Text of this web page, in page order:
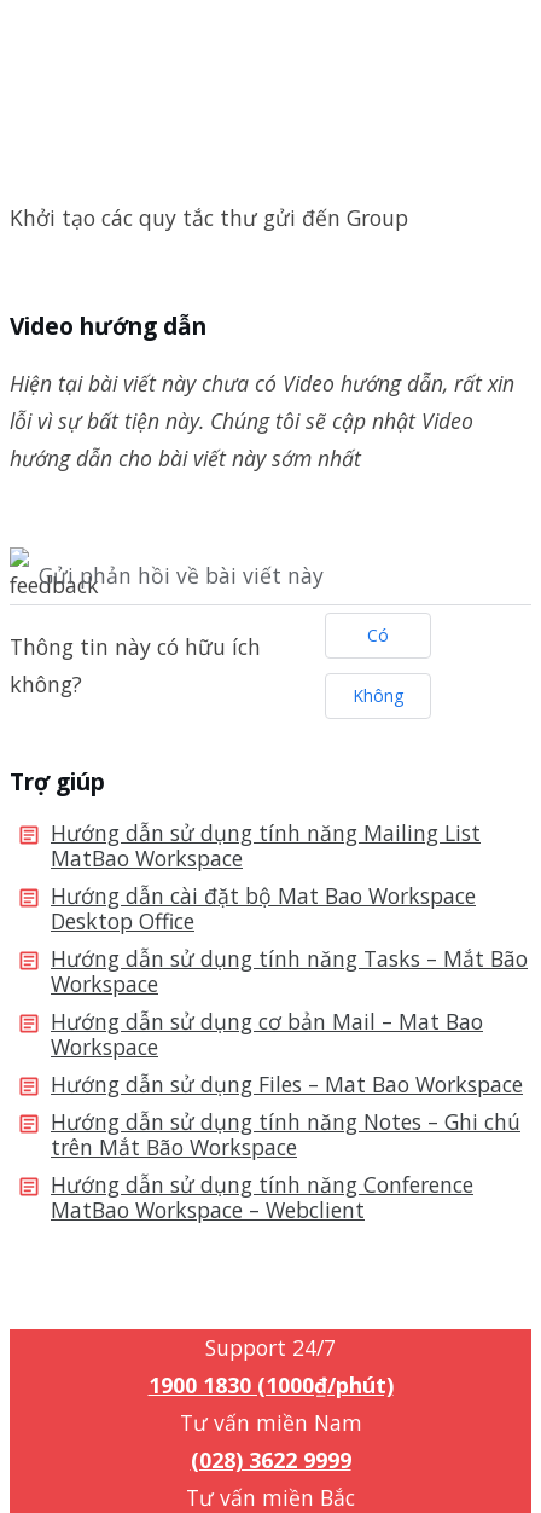
Khởi tạo các quy tắc thư gửi đến Group
Video hướng dẫn
Hiện tại bài viết này chưa có Video hướng dẫn, rất xin
lỗi vì sự bất tiện này. Chúng tôi sẽ cập nhật Video
hướng dẫn cho bài viết này sớm nhất
Gửi phản hồi về bài viết này
Thông tin này có hữu ích
không?
Có
Không
Trợ giúp
Hướng dẫn sử dụng tính năng Mailing List
MatBao Workspace
Hướng dẫn cài đặt bộ Mat Bao Workspace
Desktop Office
Hướng dẫn sử dụng tính năng Tasks – Mắt Bão
Workspace
Hướng dẫn sử dụng cơ bản Mail – Mat Bao
Workspace
Hướng dẫn sử dụng Files – Mat Bao Workspace
Hướng dẫn sử dụng tính năng Notes – Ghi chú
trên Mắt Bão Workspace
Hướng dẫn sử dụng tính năng Conference
MatBao Workspace – Webclient
Support 24/7
1900 1830 (1000₫/phút)
Tư vấn miền Nam
(028) 3622 9999
Tư vấn miền Bắc